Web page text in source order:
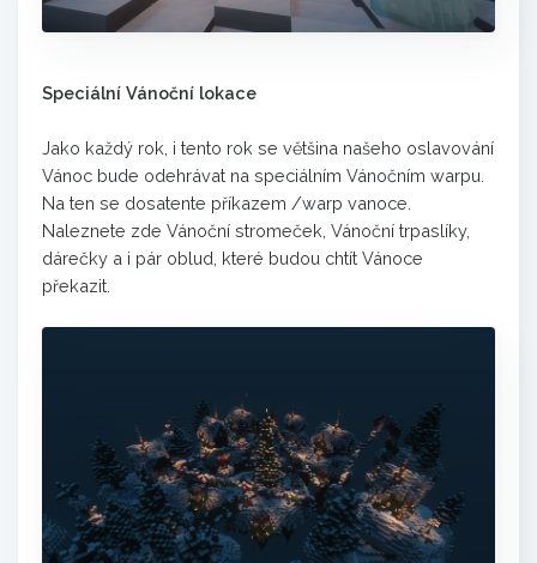
Speciální Vánoční lokace
Jako každý rok, i tento rok se většina našeho oslavování
Vánoc bude odehrávat na speciálním Vánočním warpu.
Na ten se dosatente příkazem /warp vanoce.
Naleznete zde Vánoční stromeček, Vánoční trpaslíky,
dárečky a i pár oblud, které budou chtít Vánoce
překazit.